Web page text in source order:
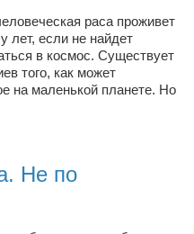
раса проживет
лет, если не найдет
в космос. Существует
того, как может
на маленькой планете. Но
Не по